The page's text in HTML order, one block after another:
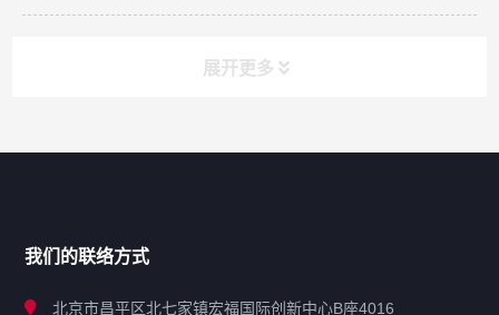
展开更多
我们的联络方式
北京市昌平区北七家镇宏福国际创新中心B座4016